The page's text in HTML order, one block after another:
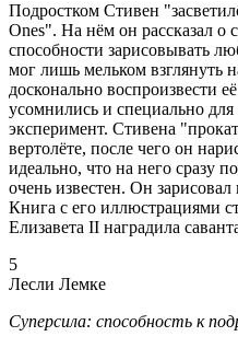
Подростком Стивен
Ones". На нём он рассказал о
способности зарисовывать
мог лишь мельком взглянуть
досконально воспроизвести
усомнились и специально
эксперимент. Стивена
вертолёте, после чего он
идеально, что на него сразу
очень известен. Он
Книга с его иллюстрациями
Елизавета II наградила
5
Лесли Лемке
Суперсила: способность к